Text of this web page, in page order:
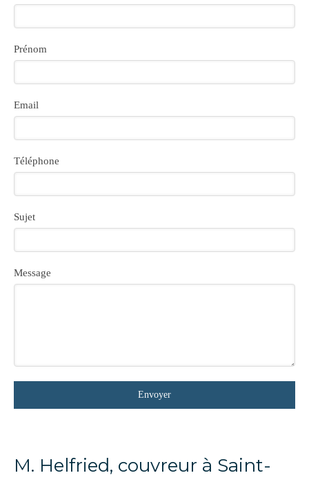
Prénom
Email
Téléphone
Sujet
Message
Envoyer
M. Helfried, couvreur à Saint-